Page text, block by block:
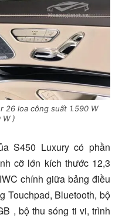
26 loa công suất 1.590 W
W )
S450 Luxury có phần
cỡ lớn kích thước 12,3
chính giữa bảng điều
Touchpad, Bluetooth, bộ
, bộ thu sóng ti vi, trình